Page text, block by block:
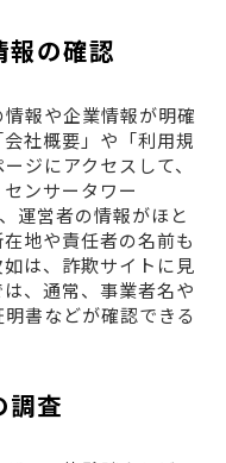
報の確認
報や企業情報が明確
社概要」や「利用規
ジにアクセスして、
ンサータワー
営者の情報がほと
地や責任者の名前も
は、詐欺サイトに見
、通常、事業者名や
書などが確認できる
調査